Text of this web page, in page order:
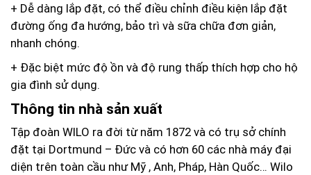
+ Dễ dàng lắp đặt, có thể điều chỉnh điều kiện lắp đặt
đường ống đa hướng, bảo trì và sữa chữa đơn giản,
nhanh chóng.
+ Đặc biệt mức độ ồn và độ rung thấp thích hợp cho hộ
gia đình sử dụng.
Thông tin nhà sản xuất
Tập đoàn WILO ra đời từ năm 1872 và có trụ sở chính
đặt tại Dortmund – Đức và có hơn 60 các nhà máy đại
diện trên toàn cầu như Mỹ , Anh, Pháp, Hàn Quốc… Wilo